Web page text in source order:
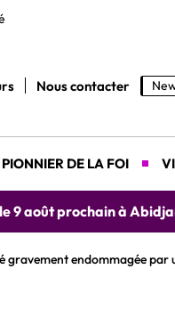
Nous contacter
PIONNIER DE LA FOI
9 août prochain à
gravement endommagée par